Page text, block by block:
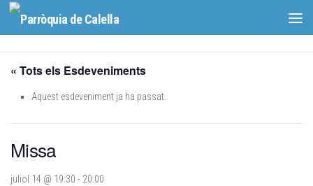
Skip to content
« Tots els Esdeveniments
Aquest esdeveniment ja ha passat.
Missa
juliol 14 @ 19:30 - 20:00